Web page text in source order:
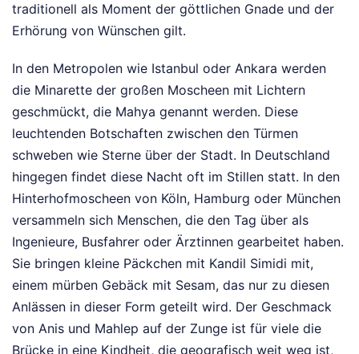
traditionell als Moment der göttlichen Gnade und der
Erhörung von Wünschen gilt.
In den Metropolen wie Istanbul oder Ankara werden
die Minarette der großen Moscheen mit Lichtern
geschmückt, die Mahya genannt werden. Diese
leuchtenden Botschaften zwischen den Türmen
schweben wie Sterne über der Stadt. In Deutschland
hingegen findet diese Nacht oft im Stillen statt. In den
Hinterhofmoscheen von Köln, Hamburg oder München
versammeln sich Menschen, die den Tag über als
Ingenieure, Busfahrer oder Ärztinnen gearbeitet haben.
Sie bringen kleine Päckchen mit Kandil Simidi mit,
einem mürben Gebäck mit Sesam, das nur zu diesen
Anlässen in dieser Form geteilt wird. Der Geschmack
von Anis und Mahlep auf der Zunge ist für viele die
Brücke in eine Kindheit, die geografisch weit weg ist,